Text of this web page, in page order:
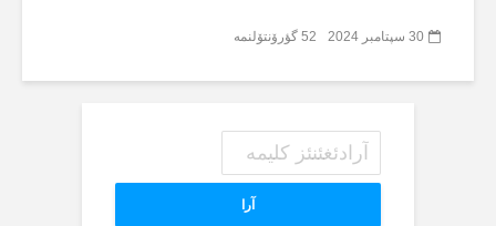
30 سپتامبر 2024 52 گؤرۆنتۆلنمە
آرا